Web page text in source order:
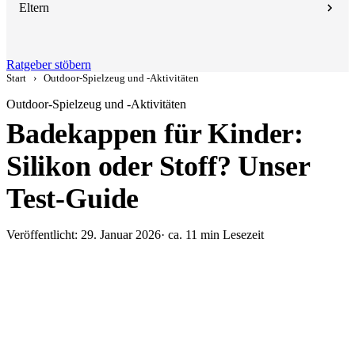
Eltern
Ratgeber stöbern
Start › Outdoor-Spielzeug und -Aktivitäten
Outdoor-Spielzeug und -Aktivitäten
Badekappen für Kinder:
Silikon oder Stoff? Unser
Test-Guide
Veröffentlicht: 29. Januar 2026· ca. 11 min Lesezeit